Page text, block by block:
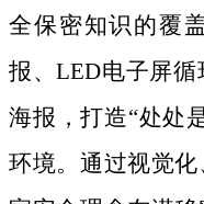
全保密知识的覆
报、LED电子屏循
海报，打造“处处
环境。通过视觉